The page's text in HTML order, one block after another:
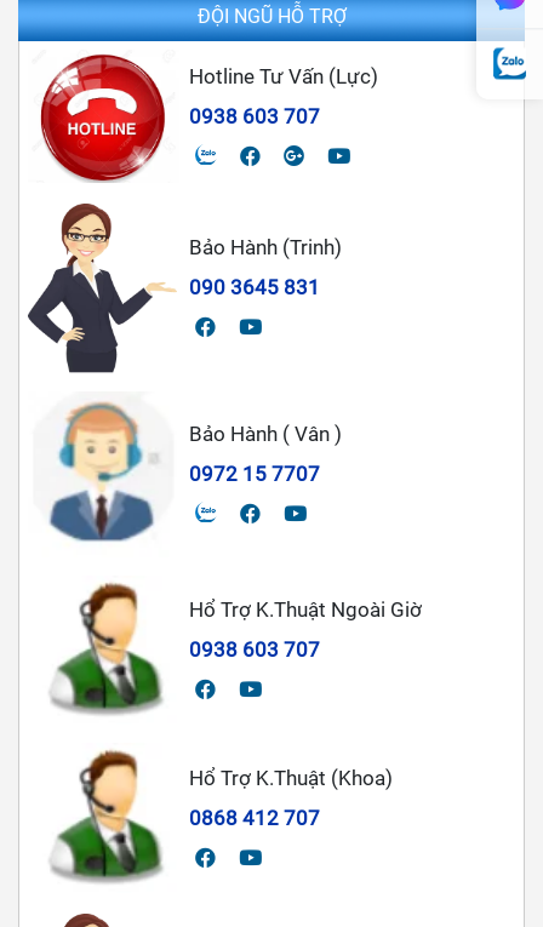
ĐỘI NGŨ HỖ TRỢ
Hotline Tư Vấn (Lực)
0938 603 707
Bảo Hành (Trinh)
090 3645 831
Bảo Hành ( Vân )
0972 15 7707
Hổ Trợ K.Thuật Ngoài Giờ
0938 603 707
Hổ Trợ K.Thuật (Khoa)
0868 412 707